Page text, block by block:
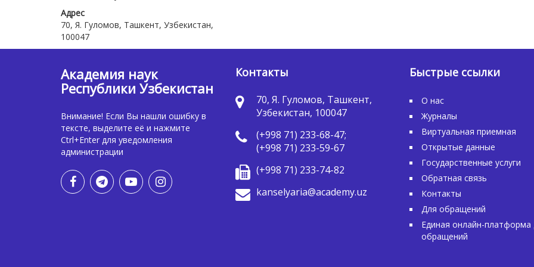
Адрес
70, Я. Гуломов, Ташкент, Узбекистан,
100047
Академия наук
Республики Узбекистан
Внимание! Если Вы нашли ошибку в
тексте, выделите её и нажмите
Ctrl+Enter для уведомления
администрации
Контакты
70, Я. Гуломов, Ташкент,
Узбекистан, 100047
(+998 71) 233-68-47;
(+998 71) 233-59-67
(+998 71) 233-74-82
kanselyaria@academy.uz
Быстрые ссылки
О нас
Журналы
Виртуальная приемная
Открытые данные
Государственные услуги
Обратная связь
Контакты
Для обращений
Единая онлайн-платформа
обращений